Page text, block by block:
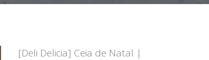
[Deli Delicia] Ceia de Natal |